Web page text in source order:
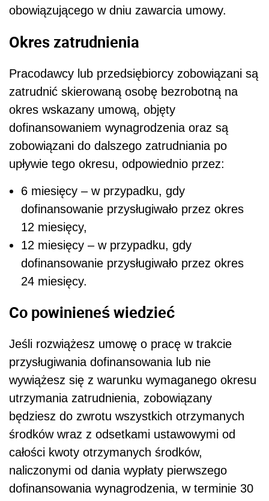
obowiązującego w dniu zawarcia umowy.
Okres zatrudnienia
Pracodawcy lub przedsiębiorcy zobowiązani są
zatrudnić skierowaną osobę bezrobotną na
okres wskazany umową, objęty
dofinansowaniem wynagrodzenia oraz są
zobowiązani do dalszego zatrudniania po
upływie tego okresu, odpowiednio przez:
6 miesięcy – w przypadku, gdy
dofinansowanie przysługiwało przez okres
12 miesięcy,
12 miesięcy – w przypadku, gdy
dofinansowanie przysługiwało przez okres
24 miesięcy.
Co powinieneś wiedzieć
Jeśli rozwiążesz umowę o pracę w trakcie
przysługiwania dofinansowania lub nie
wywiążesz się z warunku wymaganego okresu
utrzymania zatrudnienia, zobowiązany
będziesz do zwrotu wszystkich otrzymanych
środków wraz z odsetkami ustawowymi od
całości kwoty otrzymanych środków,
naliczonymi od dania wypłaty pierwszego
dofinansowania wynagrodzenia, w terminie 30